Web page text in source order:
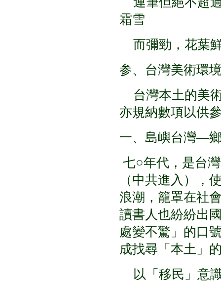
霜雪
而彌勁，花葉
参、台灣美術環
台灣本土的美
亦規納數項以供
一、島嶼台灣—
七○年代，是台
（中共進入），
浪潮，籠罩在社
讀書人也紛紛出
處變不驚」的口
成找尋「本土」
以「移民」意